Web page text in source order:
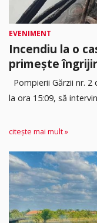
EVENIMENT
Incendiu la o
primește
Pompierii Gărzii nr.
la ora 15:09, să
citește mai mult »